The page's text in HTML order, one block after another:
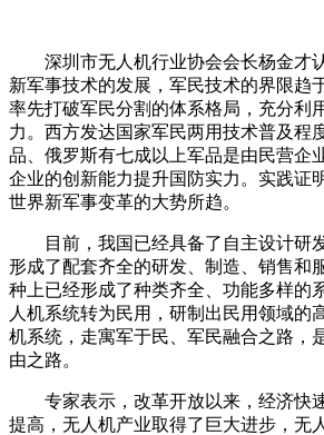
深圳市无人机行业协会会长杨金才
新军事技术的发展，军民技术的界限趋
率先打破军民分割的体系格局，充分利
力。西方发达国家军民两用技术普及程
品、俄罗斯有七成以上军品是由民营企
企业的创新能力提升国防实力。实践证
世界新军事变革的大势所趋。
目前，我国已经具备了自主设计研
形成了配套齐全的研发、制造、销售和
种上已经形成了种类齐全、功能多样的
人机系统转为民用，研制出民用领域的
机系统，走寓军于民、军民融合之路，
由之路。
专家表示，改革开放以来，经济快
提高，无人机产业取得了巨大进步，无